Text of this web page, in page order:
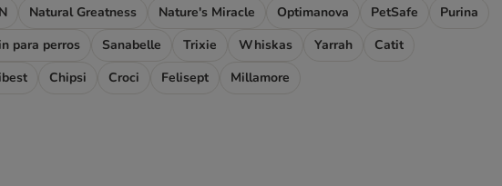
Natural Greatness Nature's Miracle Optimanova PetSafe
Purina
para perros Sanabelle Trixie Whiskas Yarrah
Catit
Chipsi Croci Felisept Millamore